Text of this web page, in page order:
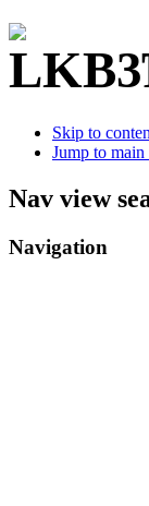
Skip to
Jump to
Nav view
Navigation